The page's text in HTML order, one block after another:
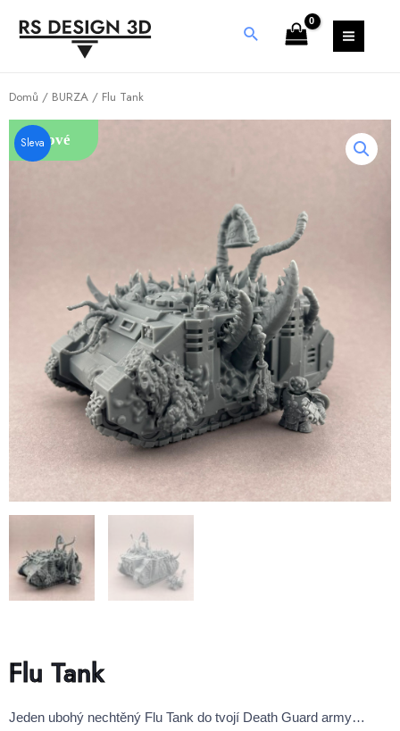
Domů / BURZA / Flu Tank
SlevaNové
Flu Tank
Jeden ubohý nechtěný Flu Tank do tvojí Death Guard army…